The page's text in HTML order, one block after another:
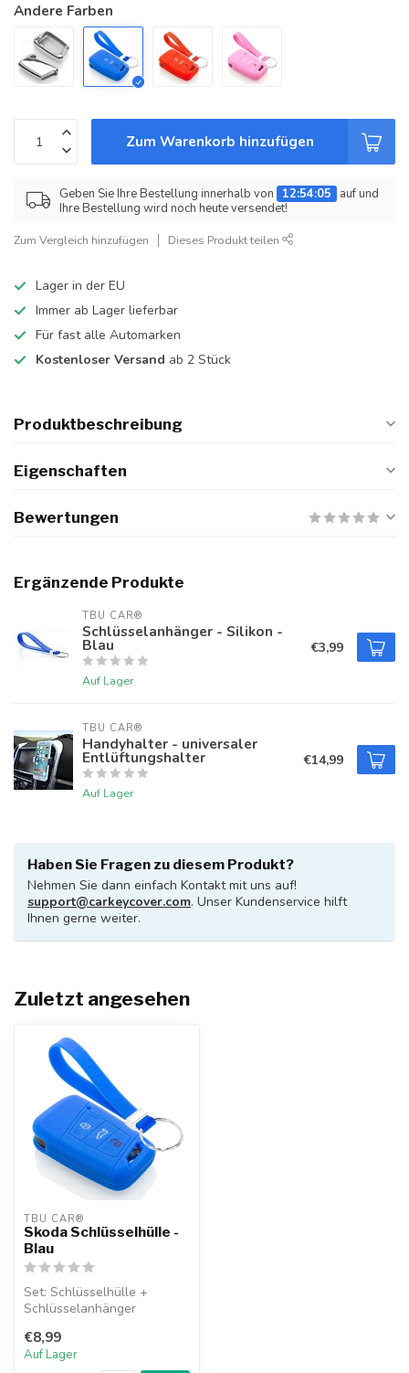
Andere Farben
Zum Warenkorb hinzufügen
Geben Sie Ihre Bestellung innerhalb von 12:54:05
auf und
Ihre Bestellung wird noch heute versendet!
Zum Vergleich hinzufügen Dieses Produkt teilen
Lager in der EU
Immer ab Lager lieferbar
Für fast alle Automarken
Kostenloser Versand ab 2 Stück
Produktbeschreibung
Eigenschaften
Bewertungen
Ergänzende Produkte
TBU CAR®
Schlüsselanhänger - Silikon -
Blau
Auf Lager
€3,99
TBU CAR®
Handyhalter - universaler
Entlüftungshalter
Auf Lager
€14,99
Haben Sie Fragen zu diesem Produkt?
Nehmen Sie dann einfach Kontakt mit uns auf!
support@carkeycover.com. Unser Kundenservice hilft
Ihnen gerne weiter.
Zuletzt angesehen
TBU CAR®
Skoda Schlüsselhülle -
Blau
Set: Schlüsselhülle +
Schlüsselanhänger
€8,99
Auf Lager